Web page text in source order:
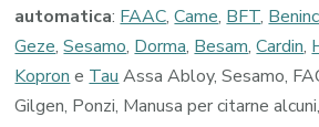
automatica: FAAC,Came, BFT,
Geze,Sesamo, Dorma, Besam,Cardin,
Kopron e Tau Assa Abloy, Sesamo,
Gilgen, Ponzi, Manusa per citarne